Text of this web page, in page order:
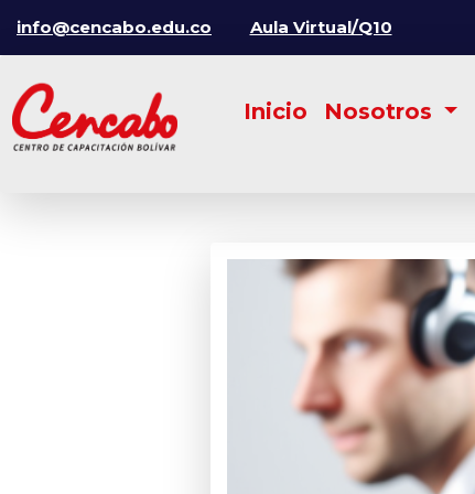
info@cencabo.edu.co Aula Virtual/Q10
Inicio Nosotros